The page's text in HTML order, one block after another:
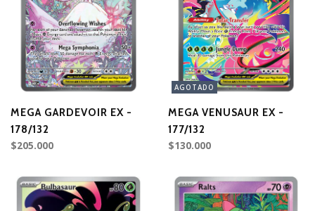
MEGA GARDEVOIR EX -
178/132
$205.000
AGOTADO
MEGA VENUSAUR EX -
177/132
$130.000